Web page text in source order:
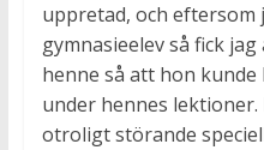
uppretad, och
gymnasieelev så fick
henne så att hon
under hennes lektioner.
otroligt störande